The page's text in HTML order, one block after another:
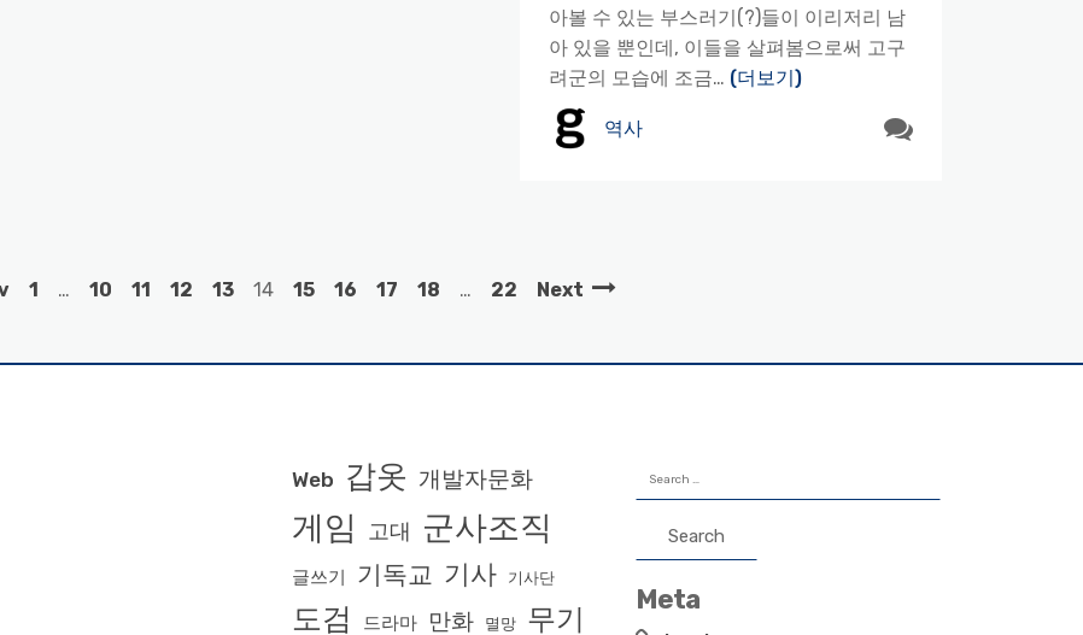
아볼 수 있는 부스러기(?)들이 이리저리 남
아 있을 뿐인데, 이들을 살펴봄으로써 고구
려군의 모습에 조금… (더보기)
역사
1 … 10 11 12 13 14 15 16 17 18 … 22 Next
Web 갑옷 개발자문화
게임 고대 군사조직
글쓰기 기독교 기사 기사단
도검 드라마 만화 멸망 무기
for:
Meta